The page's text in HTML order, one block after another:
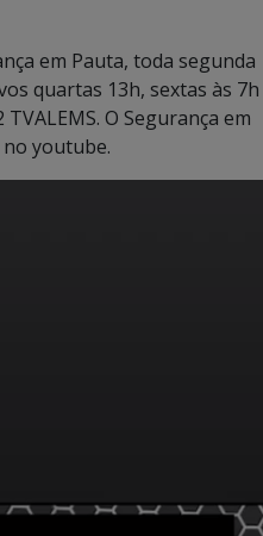
em Pauta, toda segunda
quartas 13h, sextas às 7h
O Segurança em
youtube.